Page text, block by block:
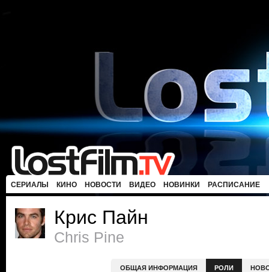
СЕРИАЛЫ КИНО НОВОСТИ ВИДЕО НОВИНКИ РАСПИСАНИЕ
Крис Пайн
Chris Pine
ОБЩАЯ ИНФОРМАЦИЯ РОЛИ